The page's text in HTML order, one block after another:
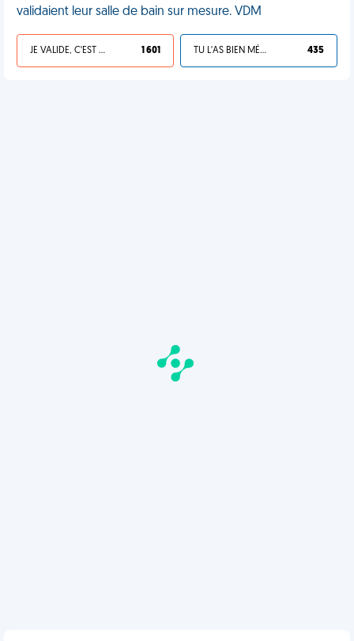
validaient leur salle de bain sur mesure. VDM
JE VALIDE, C'EST UNE VDM 1 601 TU L'AS BIEN MÉRITÉ 435